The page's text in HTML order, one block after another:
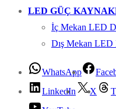
LED GÜÇ
İç Mekan LED
Dış Mekan
WhatsApp
LinkedIn
X